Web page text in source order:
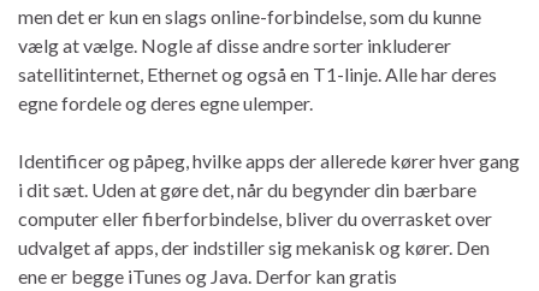
men det er kun en slags online-forbindelse, som du kunne
vælg at vælge. Nogle af disse andre sorter inkluderer
satellitinternet, Ethernet og også en T1-linje. Alle har deres
egne fordele og deres egne ulemper.
Identificer og påpeg, hvilke apps der allerede kører hver gang
i dit sæt. Uden at gøre det, når du begynder din bærbare
computer eller fiberforbindelse, bliver du overrasket over
udvalget af apps, der indstiller sig mekanisk og kører. Den
ene er begge iTunes og Java. Derfor kan gratis